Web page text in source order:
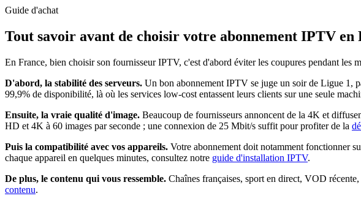
Guide d'achat
Tout savoir avant de choisir votre abonnement IPTV en
En France, bien choisir son fournisseur IPTV, c'est d'abord éviter les coupures pendant
D'abord, la stabilité des serveurs. Un bon abonnement IPTV se juge un soir de Ligue 1,
99,9% de disponibilité, là où les services low-cost entassent leurs clients sur une seule
Ensuite, la vraie qualité d'image. Beaucoup de fournisseurs annoncent de la 4K et
HD et 4K à 60 images par seconde ; une connexion de 25 Mbit/s suffit pour profiter de la
Puis la compatibilité avec vos appareils. Votre abonnement doit notamment fonctionner
chaque appareil en quelques minutes, consultez notre guide d'installation IPTV.
De plus, le contenu qui vous ressemble. Chaînes françaises, sport en direct, VOD
contenu.